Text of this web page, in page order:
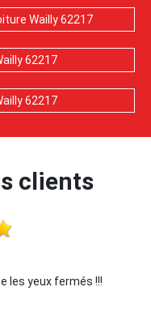
Wailly 62217
62217
62217
clients
yeux fermés !!!